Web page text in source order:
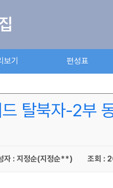
보기 편성표
탈북자-2부
자 : 지정순(지정순**) 조회 :